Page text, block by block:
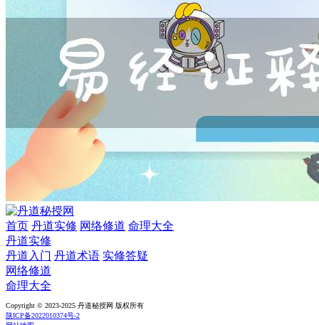
首页 丹道实修 网络修道 命理大全
丹道实修
丹道入门 丹道术语 实修答疑
网络修道
命理大全
Copyright © 2023-2025 丹道秘授网 版权所有
陕ICP备2022010374号-2